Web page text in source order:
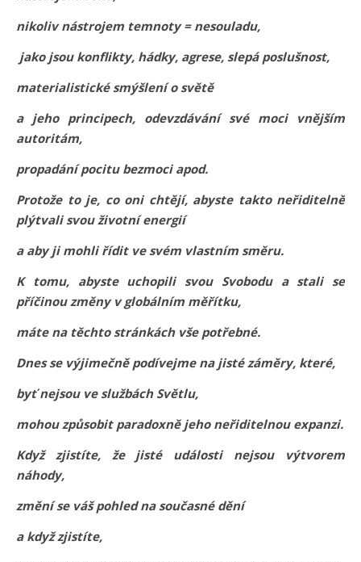
nikoliv nástrojem temnoty = nesouladu,
jako jsou konflikty, hádky, agrese, slepá poslušnost,
materialistické smýšlení o světě
a jeho principech, odevzdávání své moci vnějším
autoritám,
propadání pocitu bezmoci apod.
Protože to je, co oni chtějí, abyste takto neřiditelně
plýtvali svou životní energií
a aby ji mohli řídit ve svém vlastním směru.
K tomu, abyste uchopili svou Svobodu a stali se
příčinou změny v globálním měřítku,
máte na těchto stránkách vše potřebné.
Dnes se výjimečně podívejme na jisté záměry, které,
byť nejsou ve službách Světlu,
mohou způsobit paradoxně jeho neřiditelnou expanzi.
Když zjistíte, že jisté události nejsou výtvorem
náhody,
změní se váš pohled na současné dění
a když zjistíte,